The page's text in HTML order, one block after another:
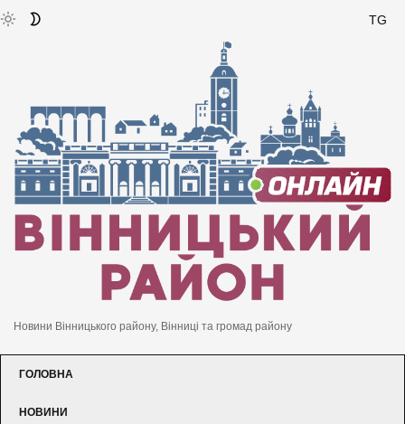
TG
Новини Вінницького району, Вінниці та громад району
ГОЛОВНА
НОВИНИ